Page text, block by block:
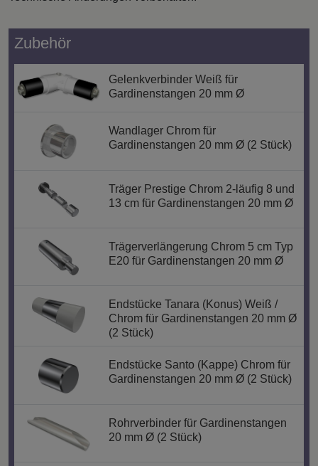
Zubehör
Gelenkverbinder Weiß für
Gardinenstangen 20 mm Ø
Wandlager Chrom für
Gardinenstangen 20 mm Ø (2 Stück)
Träger Prestige Chrom 2-läufig 8 und
13 cm für Gardinenstangen 20 mm Ø
Trägerverlängerung Chrom 5 cm Typ
E20 für Gardinenstangen 20 mm Ø
Endstücke Tanara (Konus) Weiß /
Chrom für Gardinenstangen 20 mm Ø
(2 Stück)
Endstücke Santo (Kappe) Chrom für
Gardinenstangen 20 mm Ø (2 Stück)
Rohrverbinder für Gardinenstangen
20 mm Ø (2 Stück)